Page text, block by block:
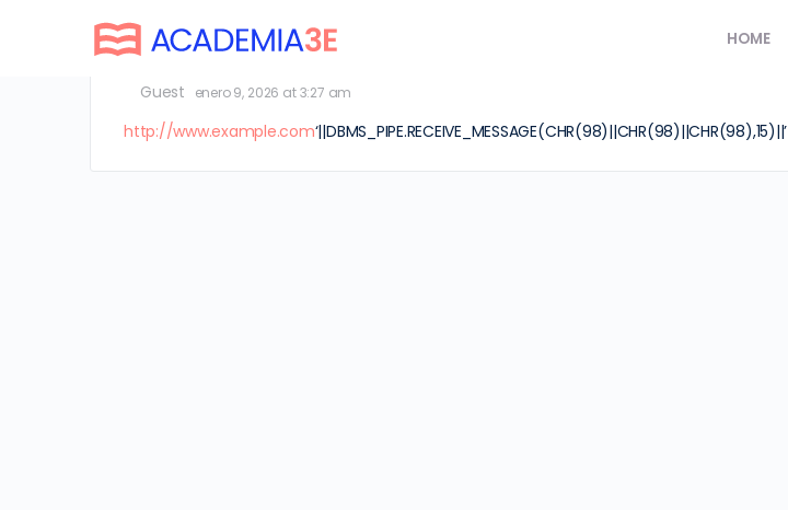
HOME
Guest
enero 9, 2026 at 3:27 am
http://www.example.com‘||DBMS_PIPE.RECEIVE_MESSAGE(CHR(98)||CHR(98)||CHR(98),15)||’